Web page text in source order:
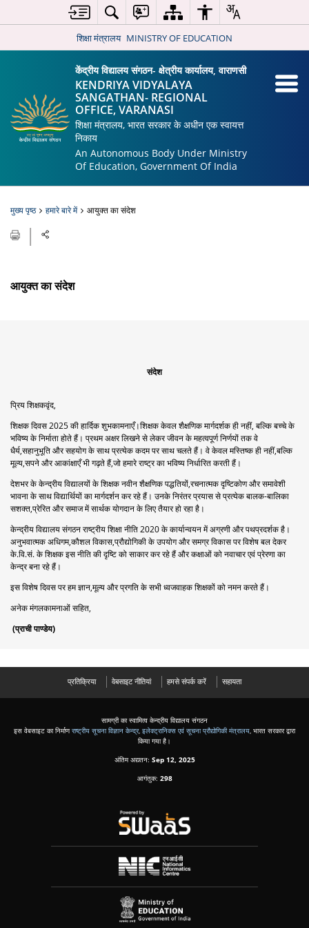
शिक्षा मंत्रालय MINISTRY OF EDUCATION
केंद्रीय विद्यालय संगठन- क्षेत्रीय कार्यालय, वाराणसी
KENDRIYA VIDYALAYA
SANGATHAN- REGIONAL
OFFICE, VARANASI
शिक्षा मंत्रालय, भारत सरकार के अधीन एक स्वायत्त
निकाय
An Autonomous Body Under Ministry
Of Education, Government Of India
मुख्य पृष्ठ हमारे बारे में आयुक्त का संदेश
आयुक्त का संदेश
संदेश
प्रिय शिक्षकवृंद,
शिक्षक दिवस 2025 की हार्दिक शुभकामनाएँ।शिक्षक केवल शैक्षणिक मार्गदर्शक ही नहीं, बल्कि बच्चे के
भविष्य के निर्माता होते हैं। प्रथम अक्षर लिखने से लेकर जीवन के महत्वपूर्ण निर्णयों तक वे
धैर्य,सहानुभूति और सहयोग के साथ प्रत्येक कदम पर साथ चलते हैं। वे केवल मस्तिष्क ही नहीं,बल्कि
मूल्य,सपने और आकांक्षाएँ भी गढ़ते हैं,जो हमारे राष्ट्र का भविष्य निर्धारित करती हैं।
देशभर के केन्द्रीय विद्यालयों के शिक्षक नवीन शैक्षणिक पद्धतियों,रचनात्मक दृष्टिकोण और समावेशी
भावना के साथ विद्यार्थियों का मार्गदर्शन कर रहे हैं। उनके निरंतर प्रयास से प्रत्येक बालक-बालिका
सशक्त,प्रेरित और समाज में सार्थक योगदान के लिए तैयार हो रहा है।
केन्द्रीय विद्यालय संगठन राष्ट्रीय शिक्षा नीति 2020 के कार्यान्वयन में अग्रणी और पथप्रदर्शक है।
अनुभवात्मक अधिगम,कौशल विकास,प्रौद्योगिकी के उपयोग और समग्र विकास पर विशेष बल देकर
के.वि.सं. के शिक्षक इस नीति की दृष्टि को साकार कर रहे हैं और कक्षाओं को नवाचार एवं प्रेरणा का
केन्द्र बना रहे हैं।
इस विशेष दिवस पर हम ज्ञान,मूल्य और प्रगति के सभी ध्वजवाहक शिक्षकों को नमन करते हैं।
अनेक मंगलकामनाओं सहित,
(प्राची पाण्डेय)
प्रतिक्रिया वेबसाइट नीतियां हमसे संपर्क करें सहायता
सामग्री का स्वामित्व केन्द्रीय विद्यालय संगठन
इस वेबसाइट का निर्माणराष्ट्रीय सूचना विज्ञान केन्द्र, इलेक्ट्रानिक्स एवं सूचना प्रौद्योगिकी मंत्रालय , भारत सरकार द्वारा
किया गया है।
अंतिम अद्यतन: Sep 12, 2025
आगंतुक: 298